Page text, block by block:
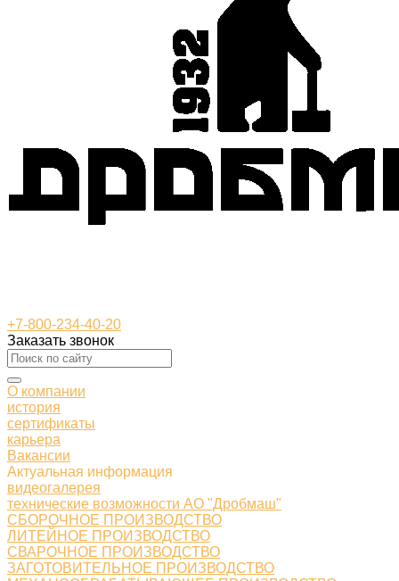
+7-800-234-40-20
Заказать звонок
О компании
история
сертификаты
карьера
Вакансии
Актуальная информация
видеогалерея
технические возможности АО "Дробмаш"
СБОРОЧНОЕ ПРОИЗВОДСТВО
ЛИТЕЙНОЕ ПРОИЗВОДСТВО
СВАРОЧНОЕ ПРОИЗВОДСТВО
ЗАГОТОВИТЕЛЬНОЕ ПРОИЗВОДСТВО